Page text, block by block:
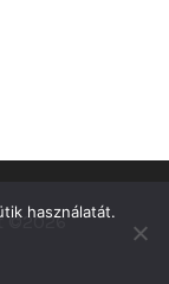
©2026
használatát.